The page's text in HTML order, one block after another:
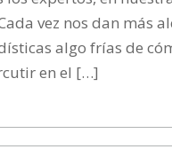
vez nos dan más
algo frías de
en el […]